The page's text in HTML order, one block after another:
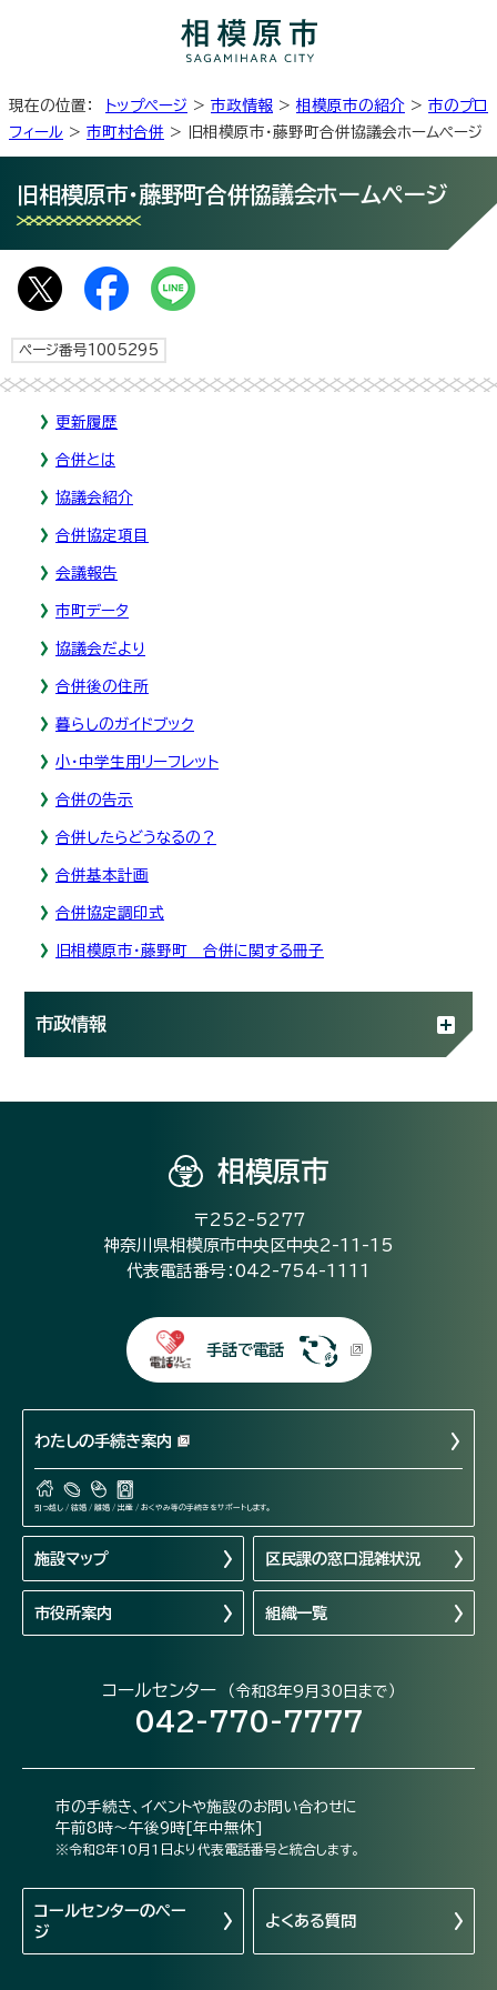
現在の位置： トップページ > 市政情報 > 相模原市の紹介 > 市のプロ
フィール > 市町村合併 > 旧相模原市・藤野町合併協議会ホームページ
旧相模原市・藤野町合併協議会ホームページ
ページ番号1005295
更新履歴
合併とは
協議会紹介
合併協定項目
会議報告
市町データ
協議会だより
合併後の住所
暮らしのガイドブック
小・中学生用リーフレット
合併の告示
合併したらどうなるの？
合併基本計画
合併協定調印式
旧相模原市・藤野町 合併に関する冊子
市政情報
相模原市
〒252-5277
神奈川県相模原市中央区中央2-11-15
代表電話番号：042-754-1111
手話で電話
わたしの手続き案内
引っ越し / 結婚 / 離婚 / 出産 / おくやみ等の手続きをサポートします。
施設マップ 区民課の窓口混雑状況
市役所案内 組織一覧
コールセンター （令和8年9月30日まで）
042-770-7777
市の手続き、イベントや施設のお問い合わせに
午前8時～午後9時[年中無休]
※令和8年10月1日より代表電話番号と統合します。
コールセンターのペー
ジ
よくある質問